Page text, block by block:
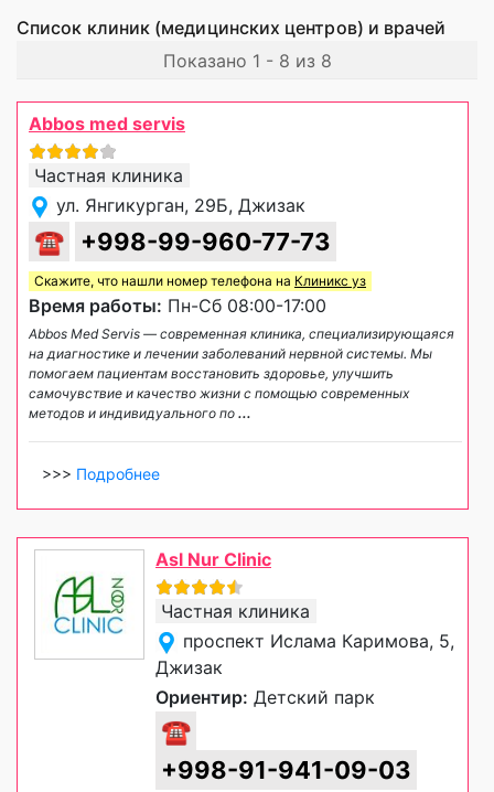
Список клиник (медицинских центров) и врачей
Показано 1 - 8 из 8
Abbos med servis
Частная клиника
ул. Янгикурган, 29Б, Джизак
☎ +998-99-960-77-73
Скажите, что нашли номер телефона на Клиникс уз
Время работы: Пн-Сб 08:00-17:00
Abbos Med Servis — современная клиника, специализирующаяся
на диагностике и лечении заболеваний нервной системы. Мы
помогаем пациентам восстановить здоровье, улучшить
самочувствие и качество жизни с помощью современных
методов и индивидуального по ...
>>> Подробнее
Asl Nur Clinic
Частная клиника
проспект Ислама Каримова, 5,
Джизак
Ориентир: Детский парк
☎
+998-91-941-09-03